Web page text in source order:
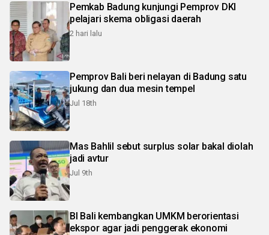
Pemkab Badung kunjungi Pemprov DKI
pelajari skema obligasi daerah
2 hari lalu
Pemprov Bali beri nelayan di Badung satu
jukung dan dua mesin tempel
Jul 18th
Mas Bahlil sebut surplus solar bakal diolah
jadi avtur
Jul 9th
BI Bali kembangkan UMKM berorientasi
ekspor agar jadi penggerak ekonomi